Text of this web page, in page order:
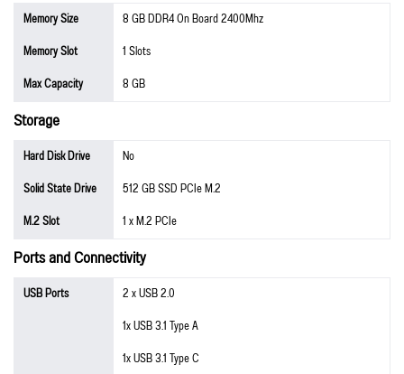
Memory Size
8 GB DDR4 On Board 2400Mhz
Memory Slot
1 Slots
Max Capacity
8 GB
Storage
Hard Disk Drive
No
Solid State Drive
512 GB SSD PCIe M.2
M.2 Slot
1 x M.2 PCIe
Ports and Connectivity
USB Ports
2 x USB 2.0
1x USB 3.1 Type A
1x USB 3.1 Type C